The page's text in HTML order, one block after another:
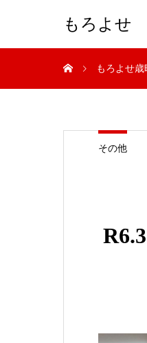
もろよせ
もろよせ歳
その他